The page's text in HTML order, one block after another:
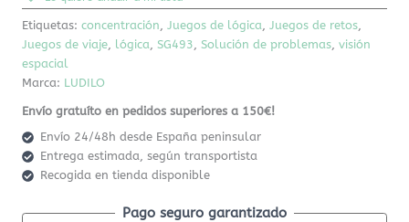
Etiquetas:concentración ,Juegos de lógica ,Juegos de retos
Juegos de viaje lógica ,SG493 ,Solución de problemas ,visión
espacial
Marca: LUDILO
Envío gratuíto en pedidos superiores a 150€!
Envío 24/48h desde España peninsular
Entrega estimada, según transportista
Recogida en tienda disponible
Pago seguro garantizado